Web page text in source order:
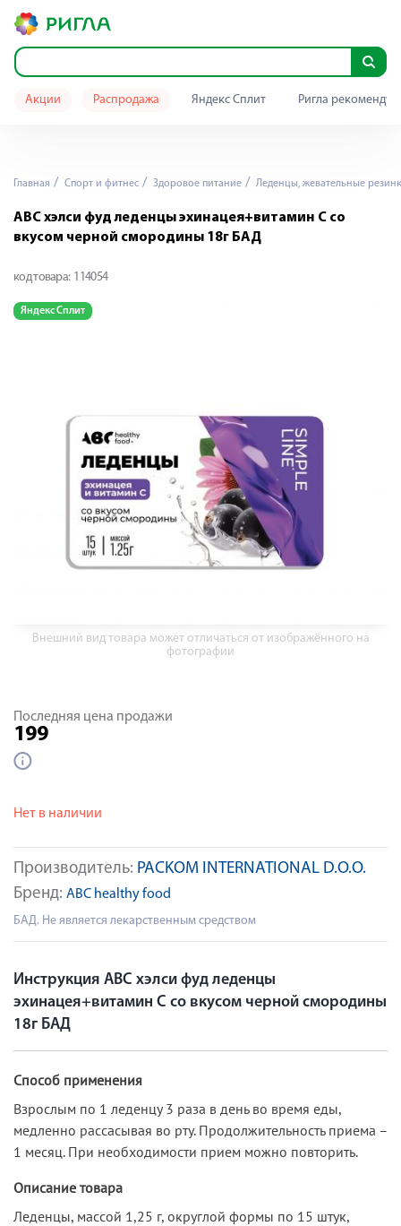
Акции Распродажа Яндекс Сплит Ригла
Главная Спорт и фитнес Здоровое питание Леденцы, жевательные
АВС хэлси фуд леденцы эхинацея+витамин C со
вкусом черной смородины 18г БАД
код товара: 114054
Яндекс Сплит
Внешний вид товара может отличаться от изображённого на
фотографии
Производитель: PACKOM INTERNATIONAL D.O.O.
Бренд: ABC healthy food
БАД. Не является лекарственным средством
Последняя цена продажи
199
Нет в наличии
Инструкция АВС хэлси фуд леденцы
эхинацея+витамин C со вкусом черной смородины
18г БАД
Способ применения
Взрослым по 1 леденцу 3 раза в день во время еды,
медленно рассасывая во рту. Продолжительность приема –
1 месяц. При необходимости прием можно повторить.
Описание товара
Леденцы, массой 1,25 г, округлой формы по 15 штук,